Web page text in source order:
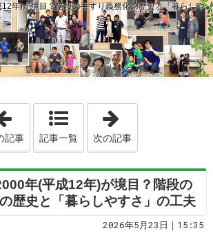
年)が境目？階段の手すり義務化の歴史と「暮らしや
「20260522 物流の変化に対応。朝一
記事 記事一覧 次の記事
年(平成12年)が境目？階段の
歴史と「暮らしやすさ」の工夫
2026年5月23日｜15:35